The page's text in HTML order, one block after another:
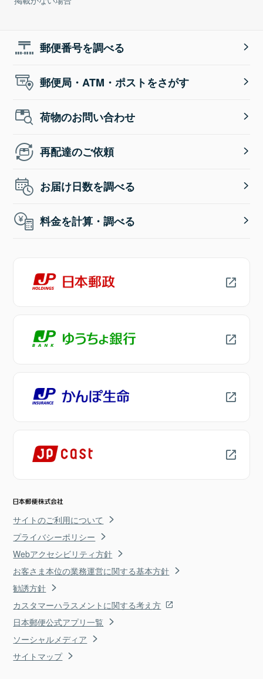
郵便番号を調べる
郵便局・ATM・ポストをさがす
荷物のお問い合わせ
再配達のご依頼
お届け日数を調べる
料金を計算・調べる
サイトのご利用について
プライバシーポリシー
Webアクセシビリティ方針
お客さま本位の業務運営に関する基本方針
勧誘方針
カスタマーハラスメントに関する考え方
日本郵便公式アプリ一覧
ソーシャルメディア
サイトマップ